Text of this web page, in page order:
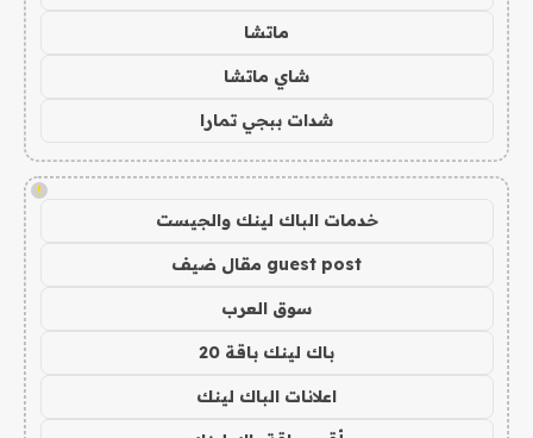
ماتشا
شاي ماتشا
شدات ببجي تمارا
!
خدمات الباك لينك والجيست
guest post مقال ضيف
سوق العرب
باك لينك باقة 20
اعلانات الباك لينك